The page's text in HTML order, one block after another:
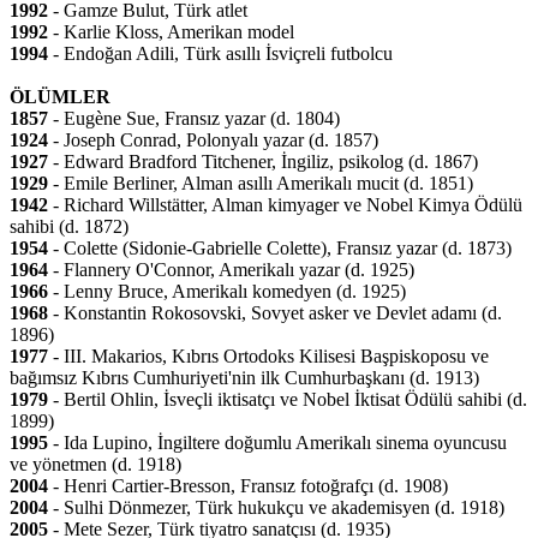
1992 - Gamze Bulut, Türk atlet
1992 - Karlie Kloss, Amerikan model
1994 - Endoğan Adili, Türk asıllı İsviçreli futbolcu
ÖLÜMLER
1857 - Eugène Sue, Fransız yazar (d. 1804)
1924 - Joseph Conrad, Polonyalı yazar (d. 1857)
1927 - Edward Bradford Titchener, İngiliz, psikolog (d. 1867)
1929 - Emile Berliner, Alman asıllı Amerikalı mucit (d. 1851)
1942 - Richard Willstätter, Alman kimyager ve Nobel Kimya Ödülü
sahibi (d. 1872)
1954 - Colette (Sidonie-Gabrielle Colette), Fransız yazar (d. 1873)
1964 - Flannery O'Connor, Amerikalı yazar (d. 1925)
1966 - Lenny Bruce, Amerikalı komedyen (d. 1925)
1968 - Konstantin Rokosovski, Sovyet asker ve Devlet adamı (d.
1896)
1977 - III. Makarios, Kıbrıs Ortodoks Kilisesi Başpiskoposu ve
bağımsız Kıbrıs Cumhuriyeti'nin ilk Cumhurbaşkanı (d. 1913)
1979 - Bertil Ohlin, İsveçli iktisatçı ve Nobel İktisat Ödülü sahibi (d.
1899)
1995 - Ida Lupino, İngiltere doğumlu Amerikalı sinema oyuncusu
ve yönetmen (d. 1918)
2004 - Henri Cartier-Bresson, Fransız fotoğrafçı (d. 1908)
2004 - Sulhi Dönmezer, Türk hukukçu ve akademisyen (d. 1918)
2005 - Mete Sezer, Türk tiyatro sanatçısı (d. 1935)